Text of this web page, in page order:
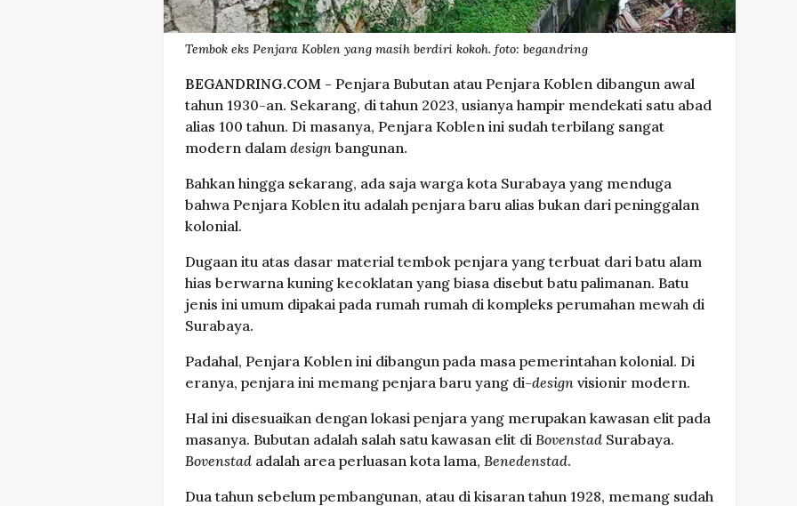
Tembok eks Penjara Koblen yang masih berdiri kokoh. foto: begandring
BEGANDRING.COM - Penjara Bubutan atau Penjara Koblen dibangun awal
tahun 1930-an. Sekarang, di tahun 2023, usianya hampir mendekati satu abad
alias 100 tahun. Di masanya, Penjara Koblen ini sudah terbilang sangat
modern dalam design bangunan.
Bahkan hingga sekarang, ada saja warga kota Surabaya yang menduga
bahwa Penjara Koblen itu adalah penjara baru alias bukan dari peninggalan
kolonial.
Dugaan itu atas dasar material tembok penjara yang terbuat dari batu alam
hias berwarna kuning kecoklatan yang biasa disebut batu palimanan. Batu
jenis ini umum dipakai pada rumah rumah di kompleks perumahan mewah di
Surabaya.
Padahal, Penjara Koblen ini dibangun pada masa pemerintahan kolonial. Di
eranya, penjara ini memang penjara baru yang di-design visionir modern.
Hal ini disesuaikan dengan lokasi penjara yang merupakan kawasan elit pada
masanya. Bubutan adalah salah satu kawasan elit di Bovenstad Surabaya.
Bovenstad adalah area perluasan kota lama, Benedenstad.
Dua tahun sebelum pembangunan, atau di kisaran tahun 1928, memang sudah